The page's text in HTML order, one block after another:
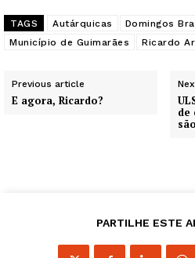
TAGS Autárquicas
Domingos
Município de Guimarães
Ricardo
Previous article
E agora, Ricardo?
de
PARTILHE ESTE